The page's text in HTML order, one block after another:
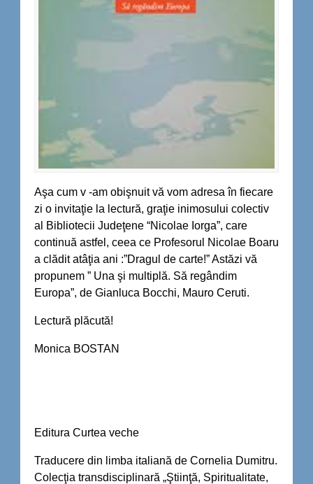
Aşa cum v -am obişnuit vă vom adresa în fiecare
zi o invitaţie la lectură, graţie inimosului colectiv
al Bibliotecii Judeţene “Nicolae Iorga”, care
continuă astfel, ceea ce Profesorul Nicolae Boaru
a clădit atâţia ani :”Dragul de carte!” Astăzi vă
propunem ” Una şi multiplă. Să regândim
Europa”, de Gianluca Bocchi, Mauro Ceruti.
Lectură plăcută!
Monica BOSTAN
Editura Curtea veche
Traducere din limba italiană de Cornelia Dumitru.
Colecţia transdisciplinară „Ştiinţă, Spiritualitate,